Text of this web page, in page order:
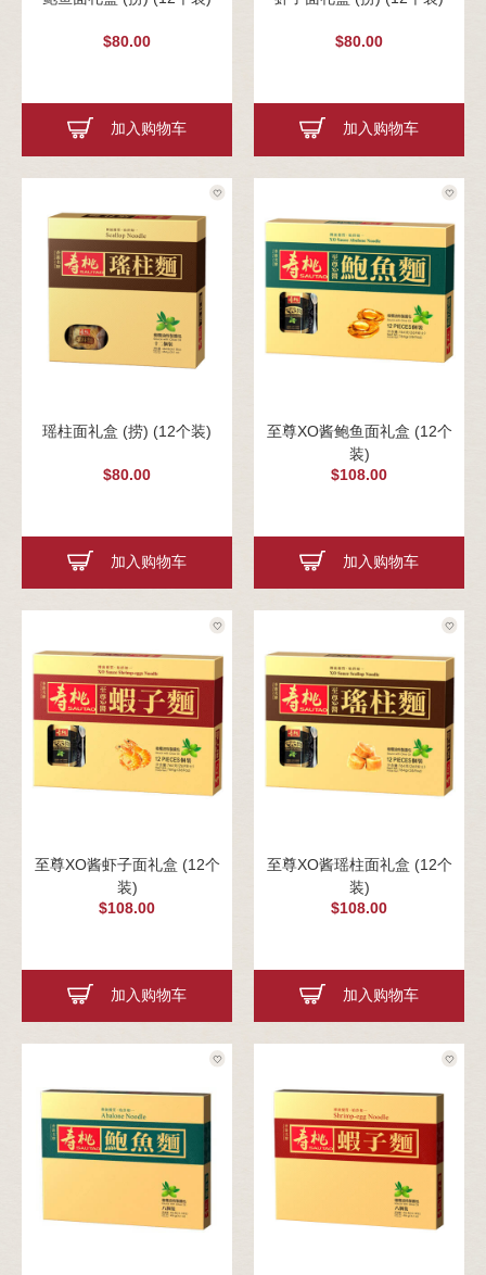
$80.00
加入购物车
$80.00
加入购物车
瑶柱面礼盒 (捞) (12个装)
$80.00
加入购物车
至尊XO酱鲍鱼面礼盒 (12个
装)
$108.00
加入购物车
至尊XO酱虾子面礼盒 (12个
装)
$108.00
加入购物车
至尊XO酱瑶柱面礼盒 (12个
装)
$108.00
加入购物车